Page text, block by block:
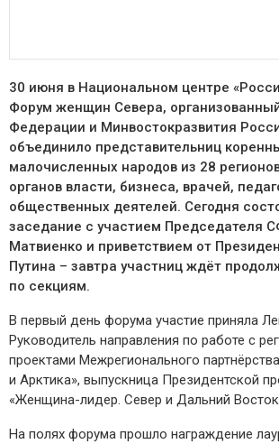
30 июня в Национальном центре
Форум женщин Севера,
Федерации и Минвостокразвития
объединило представительниц
малочисленных народов из 28
органов власти, бизнеса, врачей,
общественных деятелей. Сегодня
заседание с участием Председателя
Матвиенко и приветствием от
Путина – завтра участниц ждёт
по секциям.
В первый день форума участие приняла
Руководитель направления по работе с
проектами Межрегионального
и Арктика», выпускница Президентской
«Женщина-лидер. Север и Дальний
На полях форума прошло награждение